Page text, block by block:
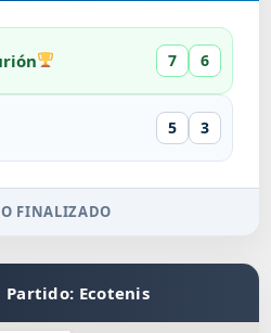
7 6
5 3
FINALIZADO
Partido: Ecotenis